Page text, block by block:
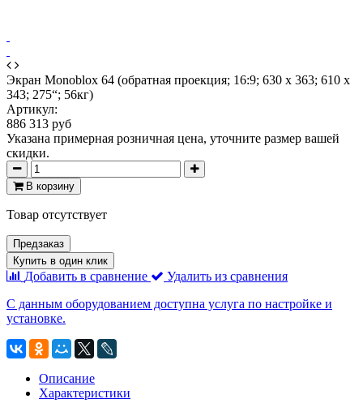
Экран Monoblox 64 (обратная проекция; 16:9; 630 x 363; 610 x
343; 275“; 56кг)
Артикул:
886 313 руб
Указана примерная розничная цена, уточните размер вашей
скидки.
В корзину
Товар отсутствует
Предзаказ
Купить в один клик
Добавить в сравнение
Удалить из сравнения
С данным оборудованием доступна услуга по настройке и
установке.
Описание
Характеристики